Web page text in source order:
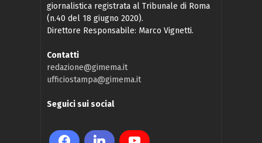
giornalistica registrata al Tribunale di Roma
(n.40 del 18 giugno 2020).
Direttore Responsabile: Marco Vignetti.
Contatti
redazione@gimema.it
ufficiostampa@gimema.it
Seguici sui social